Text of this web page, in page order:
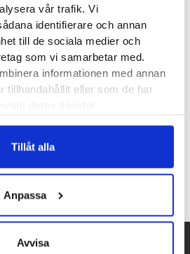
vår trafik. Vi
identifierare och annan
till de sociala medier och
som vi samarbetar med.
informationen med annan
tillhandahållit eller som de har
Tillåt alla
Anpassa
Avvisa
BLACKROLL Multi Band